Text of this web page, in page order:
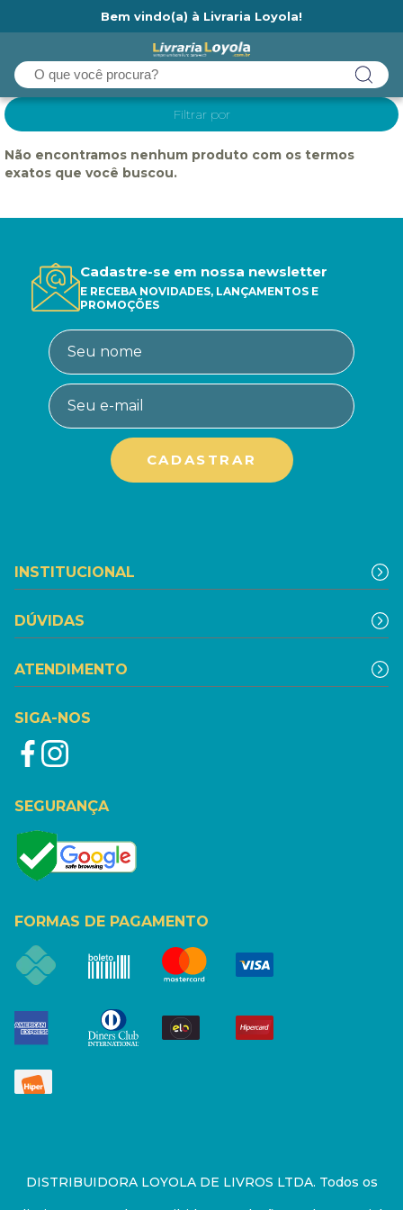
Bem vindo(a) à Livraria Loyola!
Filtrar por
Não encontramos nenhum produto com os termos
exatos que você buscou.
Cadastre-se em nossa newsletter
E RECEBA NOVIDADES, LANÇAMENTOS E
PROMOÇÕES
INSTITUCIONAL
DÚVIDAS
ATENDIMENTO
SIGA-NOS
SEGURANÇA
FORMAS DE PAGAMENTO
DISTRIBUIDORA LOYOLA DE LIVROS LTDA. Todos os